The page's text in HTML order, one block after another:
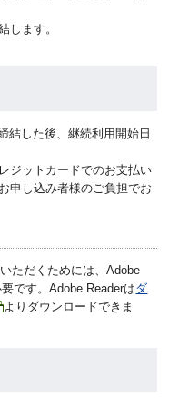
します。
結した後、継続利用開始日
ジットカードでのお支払い
申し込み者様のご負担でお
ただくためには、Adobe
です。Adobe Readerはダ
よりダウンロードできま